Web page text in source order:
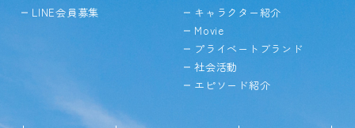
LINE会員募集
キャラクター紹介
Movie
プライベートブランド
社会活動
エピソード紹介